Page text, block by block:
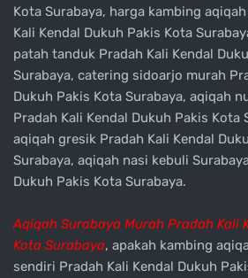
Kota Surabaya, harga kambing
Kali Kendal Dukuh Pakis Kota
patah tanduk Pradah Kali Kendal
Surabaya, catering sidoarjo murah
Dukuh Pakis Kota Surabaya, aqiqah
Pradah Kali Kendal Dukuh Pakis Kota
aqiqah gresik Pradah Kali Kendal
Surabaya, aqiqah nasi kebuli
Dukuh Pakis Kota Surabaya.
Aqiqah Surabaya Murah Pradah Kali
Kota Surabaya, apakah kambing
sendiri Pradah Kali Kendal Dukuh